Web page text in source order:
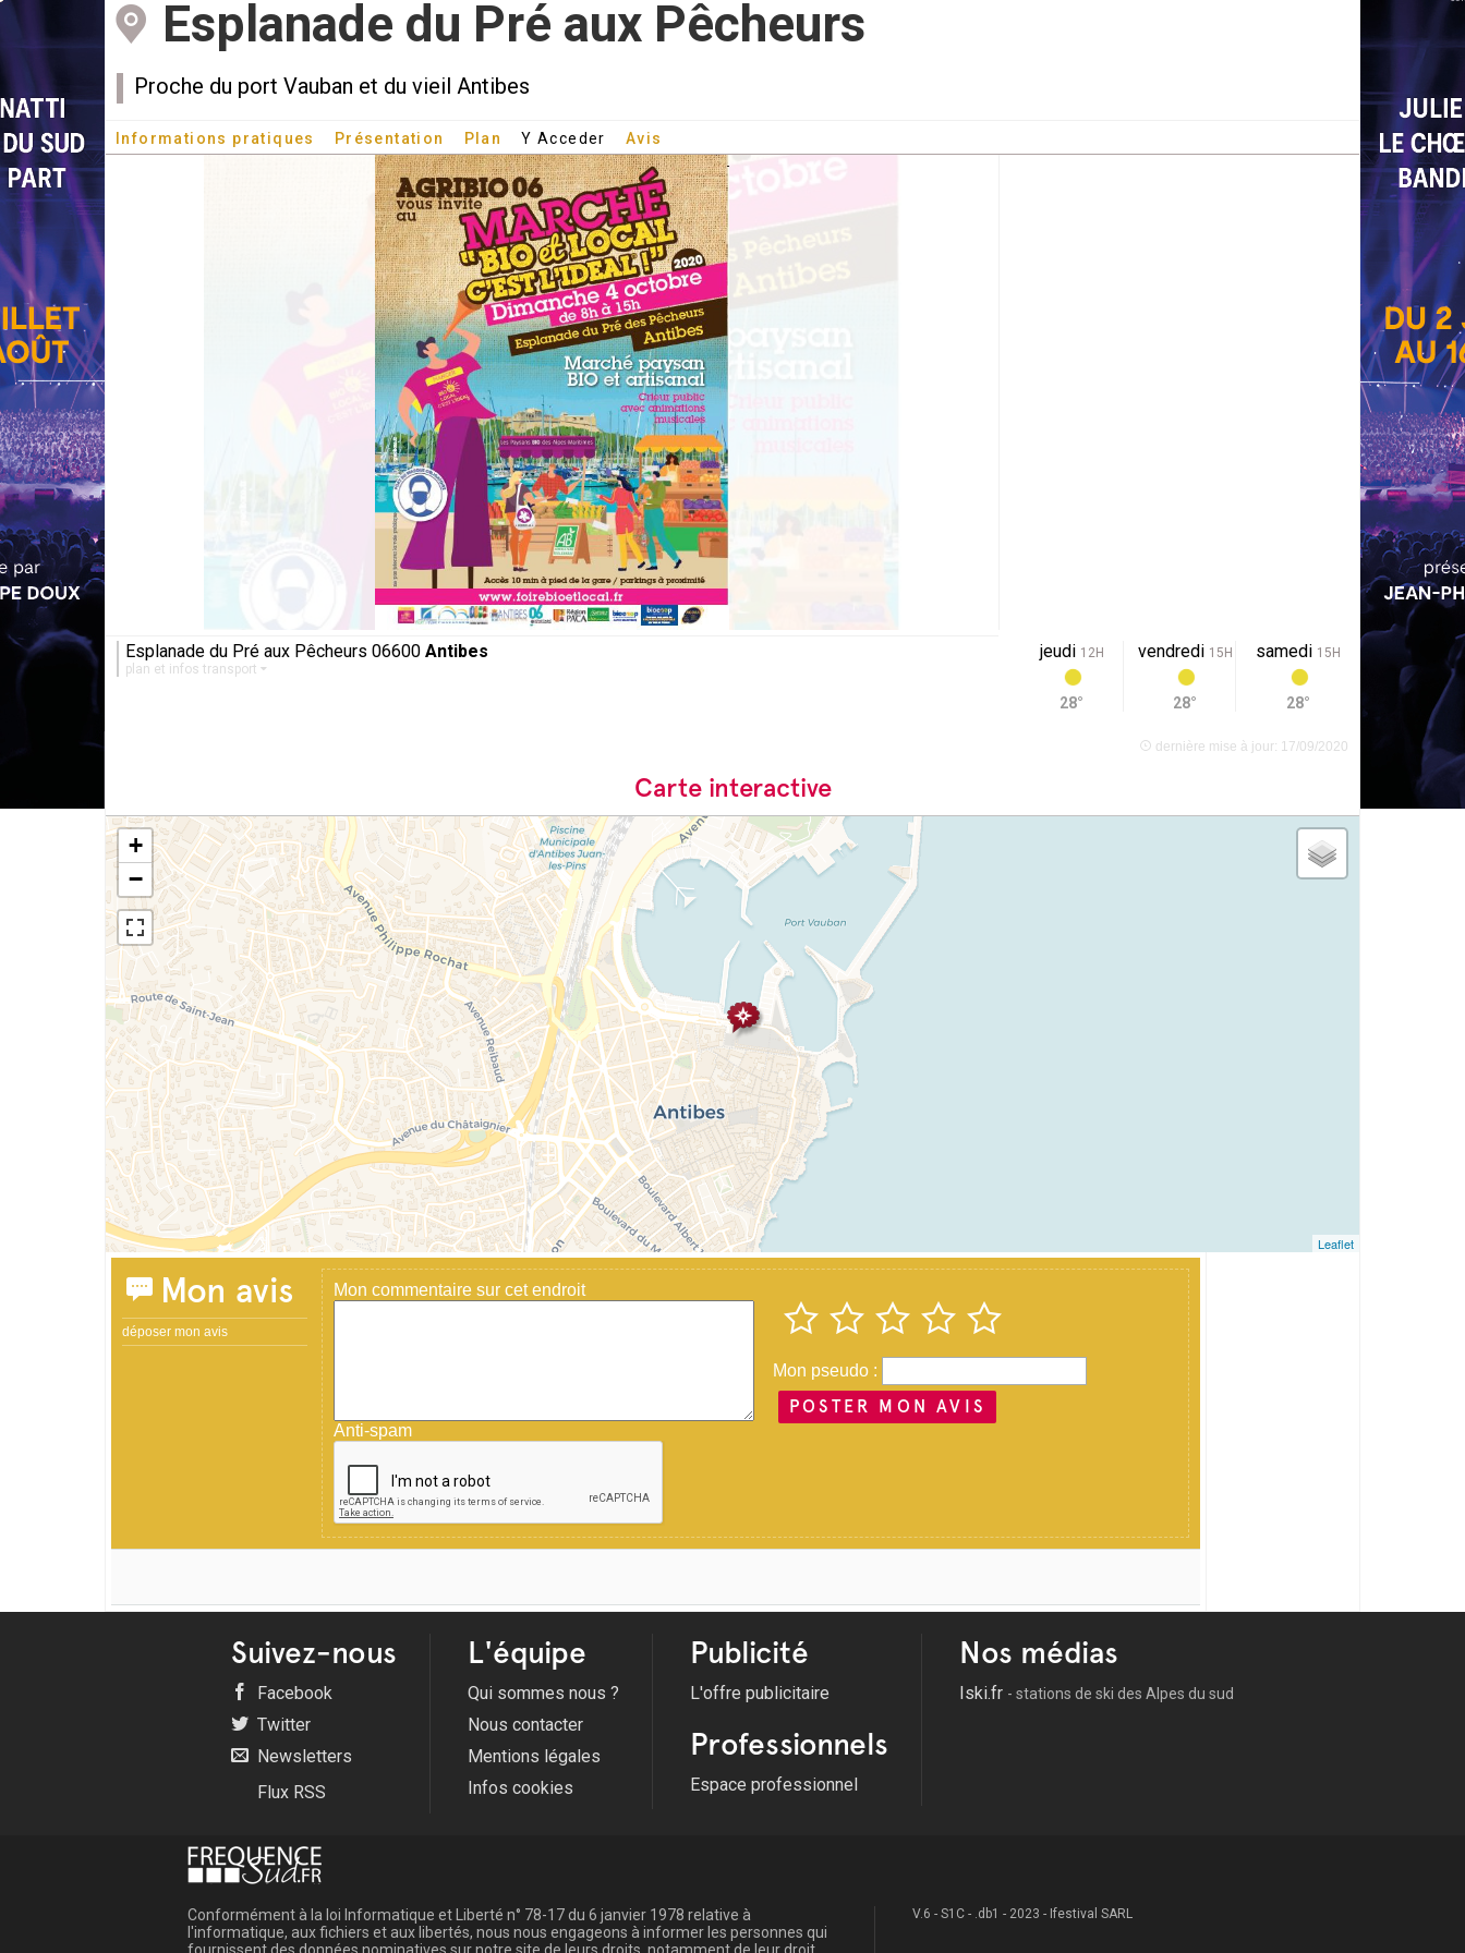
Esplanade du Pré aux Pêcheurs
Proche du port Vauban et du vieil Antibes
Informations pratiques Présentation Plan Y Acceder Avis
Esplanade du Pré aux Pêcheurs 06600 Antibes
plan et infos transport
jeudi 12H
28°
vendredi 15H
28°
samedi 15H
28°
dernière mise à jour: 17/09/2020
Carte interactive
+
−
Leaflet
Mon avis
déposer mon avis
Mon commentaire sur cet endroit
Anti-spam
Mon pseudo :
POSTER MON AVIS
Suivez-nous
Facebook
Twitter
Newsletters
Flux RSS
L'équipe
Qui sommes nous ?
Nous contacter
Mentions légales
Infos cookies
Publicité
L'offre publicitaire
Professionnels
Espace professionnel
Nos médias
Iski.fr - stations de ski des Alpes du sud
Conformément à la loi Informatique et Liberté n° 78-17 du 6 janvier 1978 relative à
l'informatique, aux fichiers et aux libertés, nous nous engageons à informer les personnes qui
V.6 - S1C - .db1 - 2023 - Ifestival SARL